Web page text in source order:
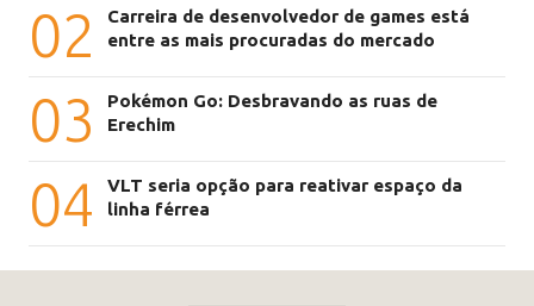
02
Carreira de desenvolvedor de games está
entre as mais procuradas do mercado
03
Pokémon Go: Desbravando as ruas de
Erechim
04
VLT seria opção para reativar espaço da
linha férrea